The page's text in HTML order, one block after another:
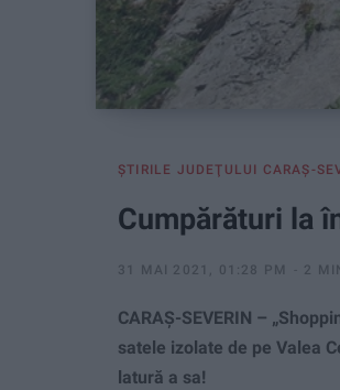
ŞTIRILE JUDEŢULUI CARAŞ-
Cumpărături la
31 MAI 2021, 01:28 PM 2
CARAŞ-SEVERIN –
satele izolate de pe Valea
latură a sa!